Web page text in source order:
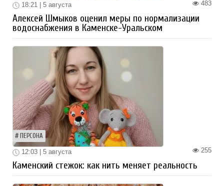
483
18:21 | 5 августа
Алексей Шмыков оценил меры по нормализации
водоснабжения в Каменске-Уральском
ПЕРСОНА
255
12:03 | 5 августа
Каменский стежок: как нить меняет реальность